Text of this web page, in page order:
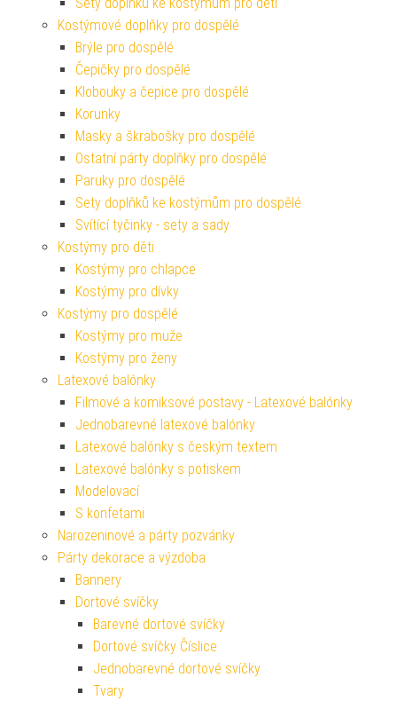
Kostýmové doplňky pro dospělé
Brýle pro dospělé
Čepičky pro dospělé
Klobouky a čepice pro dospělé
Korunky
Masky a škrabošky pro dospělé
Ostatní párty doplňky pro dospělé
Paruky pro dospělé
Sety doplňků ke kostýmům pro dospělé
Svítící tyčinky - sety a sady
Kostýmy pro děti
Kostýmy pro chlapce
Kostýmy pro dívky
Kostýmy pro dospělé
Kostýmy pro muže
Kostýmy pro ženy
Latexové balónky
Filmové a komiksové postavy - Latexové balónky
Jednobarevné latexové balónky
Latexové balónky s českým textem
Latexové balónky s potiskem
Modelovací
S konfetami
Narozeninové a párty pozvánky
Párty dekorace a výzdoba
Bannery
Dortové svíčky
Barevné dortové svíčky
Dortové svíčky Číslice
Jednobarevné dortové svíčky
Tvary